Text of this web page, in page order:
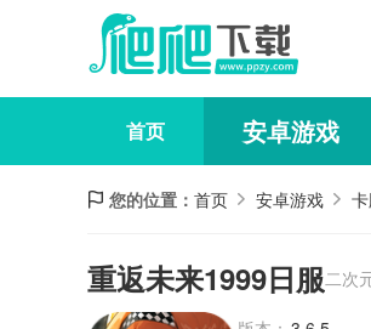
首页 安卓游戏
您的位置： 首页 安卓游戏
重返未来1999日服二次